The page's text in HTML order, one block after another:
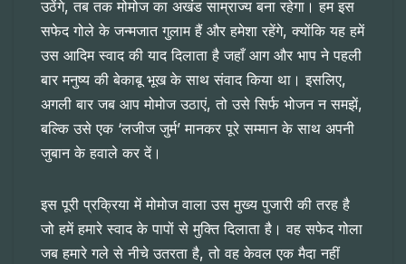
उठेंगे, तब तक मोमोज का अखंड साम्राज्य बना रहेगा। हम इस
सफेद गोले के जन्मजात गुलाम हैं और हमेशा रहेंगे, क्योंकि यह हमें
उस आदिम स्वाद की याद दिलाता है जहाँ आग और भाप ने पहली
बार मनुष्य की बेकाबू भूख के साथ संवाद किया था। इसलिए,
अगली बार जब आप मोमोज उठाएं, तो उसे सिर्फ भोजन न समझें,
बल्कि उसे एक ‘लजीज जुर्म’ मानकर पूरे सम्मान के साथ अपनी
जुबान के हवाले कर दें।
इस पूरी प्रक्रिया में मोमोज वाला उस मुख्य पुजारी की तरह है
जो हमें हमारे स्वाद के पापों से मुक्ति दिलाता है। वह सफेद गोला
जब हमारे गले से नीचे उतरता है, तो वह केवल एक मैदा नहीं